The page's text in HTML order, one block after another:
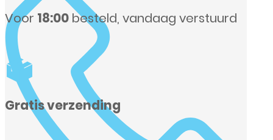
Voor 18:00 besteld, vandaag verstuurd
Gratis verzending